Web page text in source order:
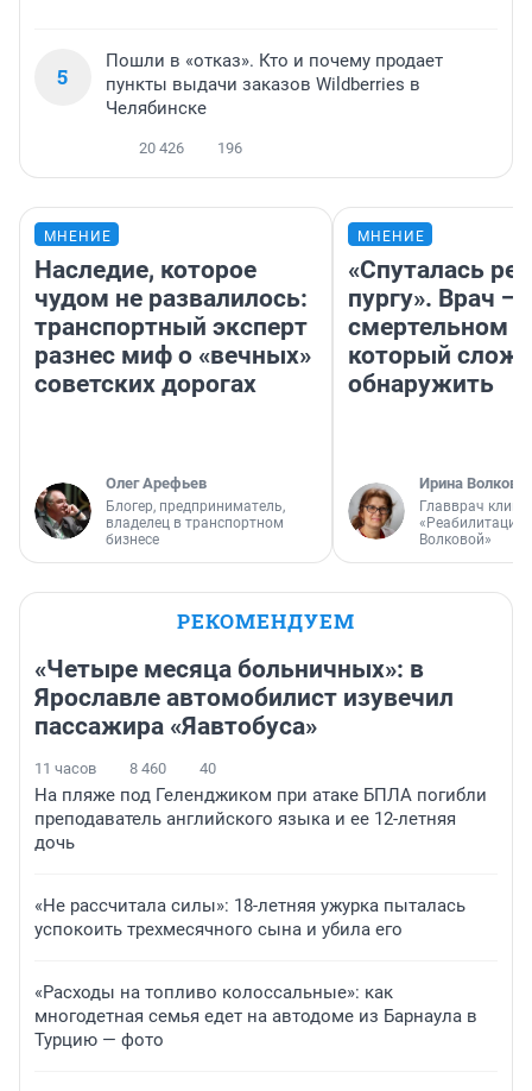
5
Пошли в «отказ». Кто и почему продает
пункты выдачи заказов Wildberries в
Челябинске
20 426 196
МНЕНИЕ
Наследие, которое
чудом не развалилось:
транспортный эксперт
разнес миф о «вечных»
советских дорогах
Олег Арефьев
Блогер, предприниматель,
владелец в транспортном
бизнесе
МНЕНИЕ
«Спуталась
пургу». Врач —
смертельном
который
обнаружить
Ирина Волкова
Главврач
«Реабилитация
Волковой»
РЕКОМЕНДУЕМ
«Четыре месяца больничных»: в
Ярославле автомобилист изувечил
пассажира «Яавтобуса»
11 часов 8 460 40
На пляже под Геленджиком при атаке БПЛА погибли
преподаватель английского языка и ее 12-летняя
дочь
«Не рассчитала силы»: 18-летняя ужурка пыталась
успокоить трехмесячного сына и убила его
«Расходы на топливо колоссальные»: как
многодетная семья едет на автодоме из Барнаула в
Турцию — фото